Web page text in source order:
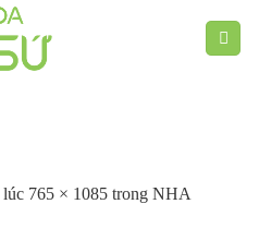
lúc 765 × 1085 trong NHA